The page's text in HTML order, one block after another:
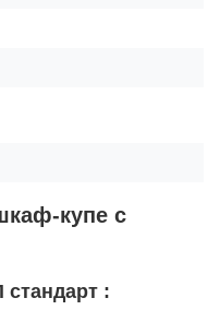
купе с
: